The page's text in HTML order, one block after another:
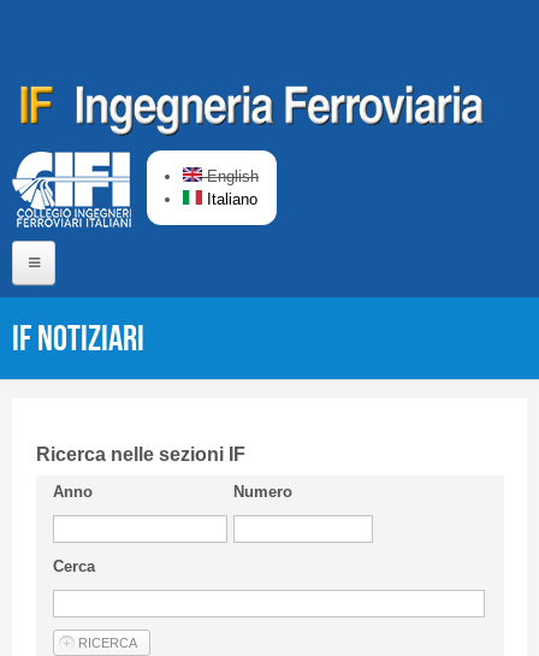
English
Italiano
CIFI in breve
Linee Guida
Privacy Policy
Articoli
IF Notiziari
Ricerca nelle sezioni IF
Anno Numero
Cerca